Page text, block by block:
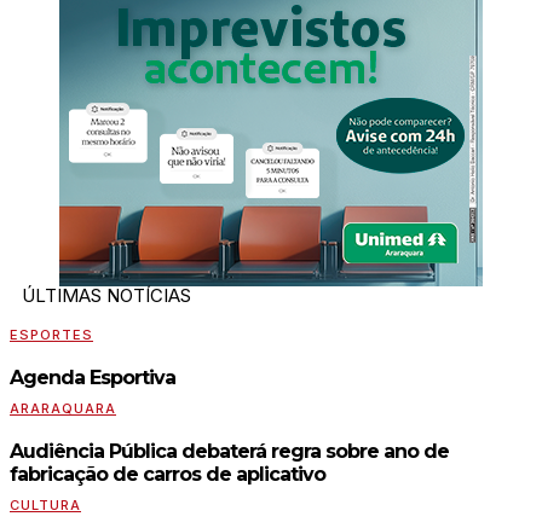
ÚLTIMAS NOTÍCIAS
ESPORTES
Agenda Esportiva
ARARAQUARA
Audiência Pública debaterá regra sobre ano de
fabricação de carros de aplicativo
CULTURA